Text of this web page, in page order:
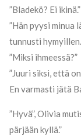
”Bladekö? Ei ikinä.”
”Hän pyysi minua
tunnusti
”Miksi ihmeessä?”
”Juuri siksi, että
En varmasti jätä
”Hyvä”, Olivia
pärjään kyllä.”